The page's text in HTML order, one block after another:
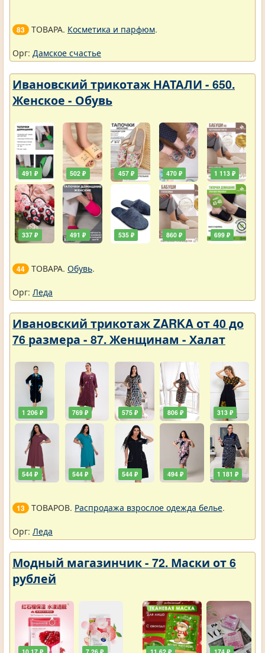
83 ТОВАРА. Косметика и парфюм.
Орг: Дамское счастье
Ивановский трикотаж НАТАЛИ - 650.
Женское - Обувь
491 ₽
337 ₽
502 ₽
491 ₽
457 ₽
535 ₽
470 ₽
860 ₽
1 113 ₽
699 ₽
44 ТОВАРА. Обувь.
Орг: Леда
Ивановский трикотаж ZARKA от 40 до
76 размера - 87. Женщинам - Халат
1 206 ₽
544 ₽
769 ₽
544 ₽
575 ₽
544 ₽
806 ₽
494 ₽
313 ₽
1 181 ₽
13 ТОВАРОВ. Распродажа взрослое одежда белье.
Орг: Леда
Модный магазинчик - 72. Маски от 6
рублей